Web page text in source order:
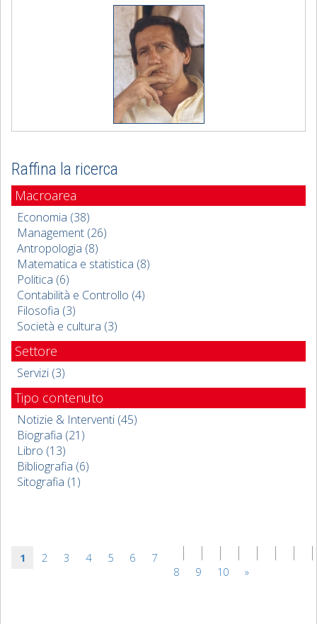
Raffina la ricerca
Macroarea
Economia (38)
Management (26)
Antropologia (8)
Matematica e statistica (8)
Politica (6)
Contabilità e Controllo (4)
Filosofia (3)
Società e cultura (3)
Settore
Servizi (3)
Tipo contenuto
Notizie & Interventi (45)
Biografia (21)
Libro (13)
Bibliografia (6)
Sitografia (1)
1 2 3 4 5 6
7
8
9 10 »